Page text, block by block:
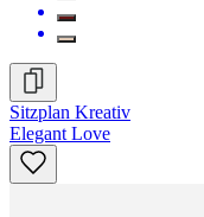
Sitzplan Kreativ
Elegant Love